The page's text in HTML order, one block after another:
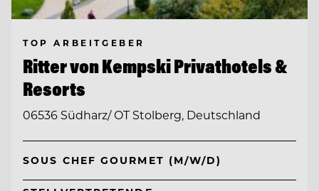
TOP ARBEITGEBER
Ritter von Kempski Privathotels &
Resorts
06536 Südharz/ OT Stolberg, Deutschland
SOUS CHEF GOURMET (M/W/D)